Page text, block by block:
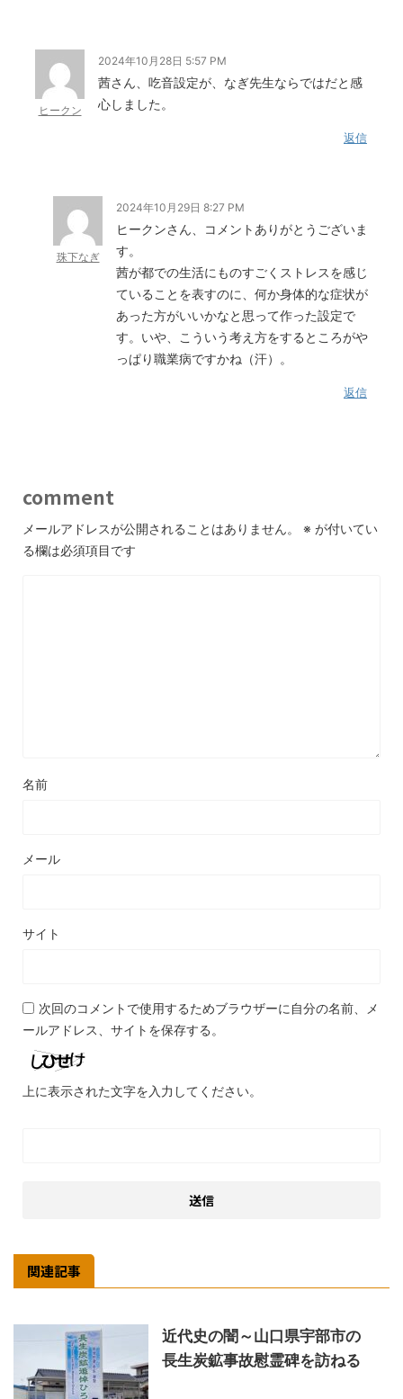
ヒークン
2024年10月28日 5:57 PM
茜さん、吃音設定が、なぎ先生ならではだと感
心しました。
返信
珠下なぎ
2024年10月29日 8:27 PM
ヒークンさん、コメントありがとうございま
す。
茜が都での生活にものすごくストレスを感じ
ていることを表すのに、何か身体的な症状が
あった方がいいかなと思って作った設定で
す。いや、こういう考え方をするところがや
っぱり職業病ですかね（汗）。
返信
comment
メールアドレスが公開されることはありません。 ※ が付いてい
る欄は必須項目です
名前
メール
サイト
次回のコメントで使用するためブラウザーに自分の名前、メ
ールアドレス、サイトを保存する。
上に表示された文字を入力してください。
関連記事
近代史の闇～山口県宇部市の
長生炭鉱事故慰霊碑を訪ねる